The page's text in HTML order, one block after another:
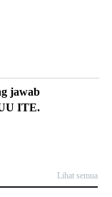
jawab
ITE.
Lihat semua